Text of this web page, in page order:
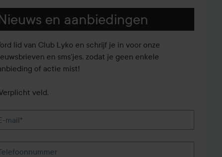
en aanbiedingen
lid van Club Lyko en schrijf je in voor onze
en sms'jes, zodat je geen enkele
of actie mist!
veld.
mail*